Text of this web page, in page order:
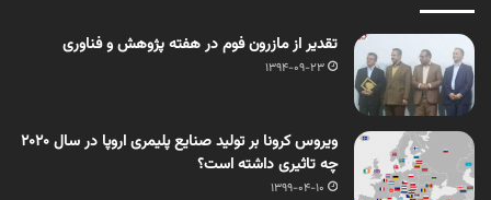
تقدیر از مازرون فوم در هفته پژوهش و فناوری
1394-09-23
ویروس کرونا بر تولید صنایع پلیمری اروپا در سال 2020
چه تاثیری داشته است؟
1399-04-10